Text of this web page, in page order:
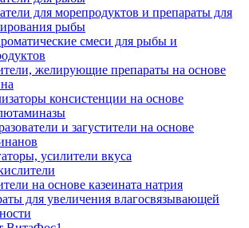
для морепродуктов и препараты для
рыбы
смеси для рыбы и
желирующие препараты на основе
консистенции на основе
и загустители на основе
усилители вкуса
на основе казеината натрия
для увеличения влагосвязывающей